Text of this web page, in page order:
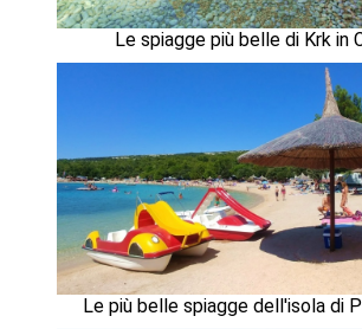
Le spiagge più belle di Krk in
Le più belle spiagge dell'isola di